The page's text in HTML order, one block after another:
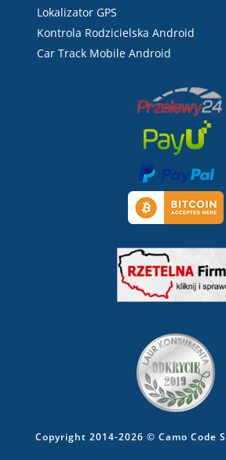
Lokalizator GPS
Kontrola Rodzicielska Android
Car Track Mobile Android
Copyright 2014-2026 © Camo Code